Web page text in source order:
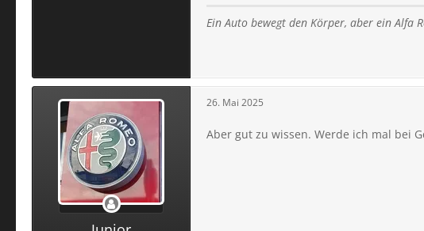
Ein Auto bewegt den Körper, aber ein Alfa
26. Mai 2025
Aber gut zu wissen. Werde ich mal bei